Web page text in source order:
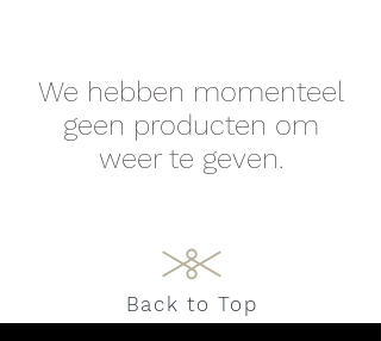
We hebben momenteel
geen producten om
weer te geven.
Back to Top